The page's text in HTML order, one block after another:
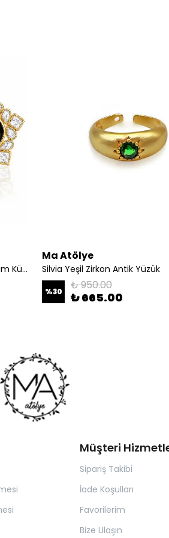
Seraphine Siyah Zirkon Taşlı Tasarım Küpe
Ma Atölye
Silvia Yeşil Zirkon Antik Yüzük
%30 ₺ 950.00
₺ 665.00
Müşteri
Sipariş Takibi
İade Koşulları
Favorilerim
Bize Ulaşın